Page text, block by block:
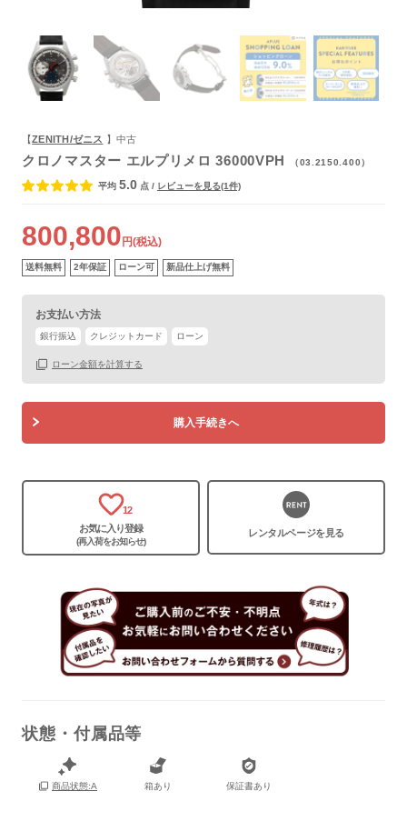
【ZENITH/ゼニス 】中古
クロノマスター エルプリメロ 36000VPH （03.2150.400）
平均 5.0 点 / レビューを見る(1件)
800,800 円(税込)
送料無料 2年保証 ローン可 新品仕上げ無料
お支払い方法
銀行振込 クレジットカード ローン
ローン金額を計算する
購入手続きへ
12
お気に入り登録
(再入荷をお知らせ)
レンタルページを見る
状態・付属品等
商品状態:A 箱あり 保証書あり
保証書
あり